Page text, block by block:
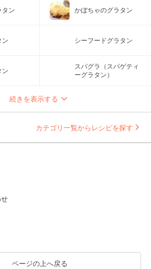
タン かぼちゃのグラタン
ン シーフードグラタン
ン
スパグラ（スパゲティ
ーグラタン）
続きを表示する
カテゴリ一覧からレシピを探す
ページの上へ戻る